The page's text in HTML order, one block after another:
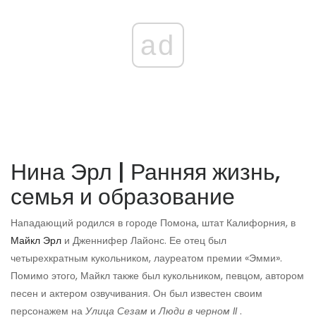
ad
Нина Эрл | Ранняя жизнь,
семья и образование
Нападающий родился в городе Помона, штат Калифорния, в
Майкл Эрл и Дженнифер Лайонс. Ее отец был
четырехкратным кукольником, лауреатом премии «Эмми».
Помимо этого, Майкл также был кукольником, певцом, автором
песен и актером озвучивания. Он был известен своим
персонажем на Улица Сезам иЛюди в черном II.